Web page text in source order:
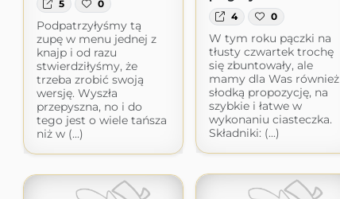
5 0
Podpatrzyłyśmy tą
zupę w menu jednej z
knajp i od razu
stwierdziłyśmy, że
trzeba zrobić swoją
wersję. Wyszła
przepyszna, no i do
tego jest o wiele tańsza
niż w (...)
4 0
W tym roku pączki na
tłusty czwartek trochę
się zbuntowały, ale
mamy dla Was również
słodką propozycję, na
szybkie i łatwe w
wykonaniu ciasteczka.
Składniki: (...)